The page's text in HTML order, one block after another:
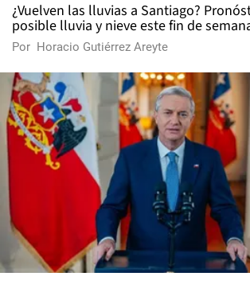
¿Vuelven las lluvias a Santiago?
posible lluvia y nieve este fin de
Por Horacio Gutiérrez Areyte